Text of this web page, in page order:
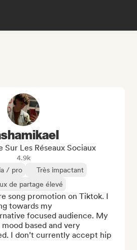
Sur Les Réseaux Sociaux
4.9k
/ pro
Très impactant
de partage élevé
song promotion on Tiktok. I
towards my
focused audience. My
based and very
I don’t currently accept hip